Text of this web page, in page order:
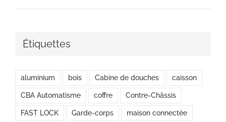
Étiquettes
aluminium bois Cabine de douches caisson
CBA Automatisme coffre Contre-Châssis
FAST LOCK Garde-corps maison connectée